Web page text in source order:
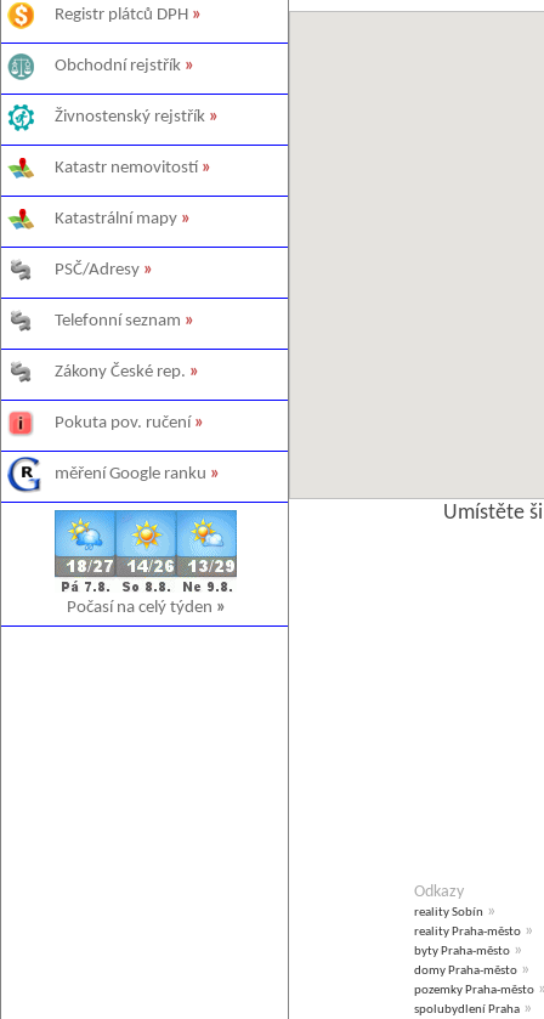
Registr plátců DPH »
Obchodní rejstřík »
Živnostenský rejstřík »
Katastr nemovitostí »
Katastrální mapy »
PSČ/Adresy »
Telefonní seznam »
Zákony České rep. »
Pokuta pov. ručení »
měření Google ranku »
Počasí na celý týden »
Umístěte
Odkazy
reality Sobín »
reality Praha-město »
byty Praha-město »
domy Praha-město »
pozemky Praha-město
spolubydlení Praha »